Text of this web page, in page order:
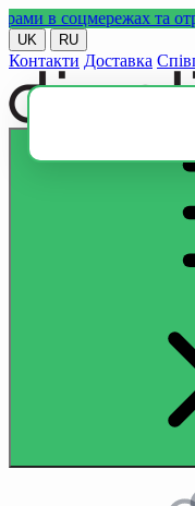
в соцмережах та
UK RU
Контакти Доставка